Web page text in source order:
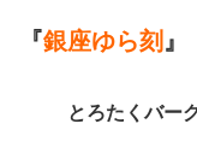
『銀座ゆら刻 』
とろたくバー